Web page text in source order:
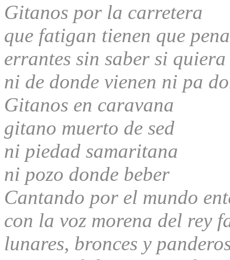
Gitanos por la carretera
que fatigan tienen que
errantes sin saber si quiera
ni de donde vienen ni pa
Gitanos en caravana
gitano muerto de sed
ni piedad samaritana
ni pozo donde beber
Cantando por el mundo
con la voz morena del rey
lunares, bronces y